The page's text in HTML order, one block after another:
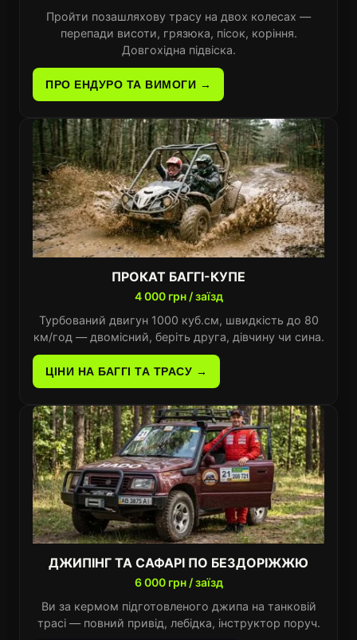
Пройти позашляхову трасу на двох колесах —
перепади висоти, грязюка, пісок, коріння.
Довгохідна підвіска.
ПРО ЕНДУРО ТА ВИМОГИ →
ПРОКАТ БАГГІ-КУПЕ
4 000 грн / заїзд
Турбований двигун 1000 куб.см, швидкість до 80
км/год — двомісний, беріть друга, дівчину чи сина.
ЦІНИ НА БАГГІ ТА ТРАСУ →
ДЖИПІНГ ТА САФАРІ ПО БЕЗДОРІЖЖЮ
6 000 грн / заїзд
Ви за кермом підготовленого джипа на танковій
трасі — повний привід, лебідка, інструктор поруч.